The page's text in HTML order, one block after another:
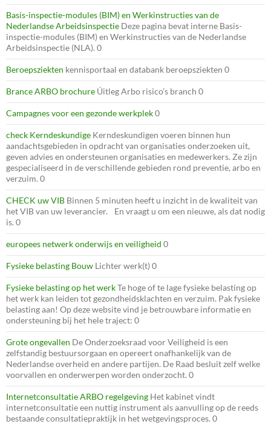
Basis-inspectie-modules (BIM) en Werkinstructies van de
Nederlandse Arbeidsinspectie Deze pagina bevat interne Basis-
inspectie-modules (BIM) en Werkinstructies van de Nederlandse
Arbeidsinspectie (NLA). 0
Beroepsziekten kennisportaal en databank beroepsziekten 0
Brance ARBO brochure Úitleg Arbo risico’s branch 0
Campagnes voor een gezonde werkplek0
check Kerndeskundige Kerndeskundigen voeren binnen hun
aandachtsgebieden in opdracht van organisaties onderzoeken uit,
geven advies en ondersteunen organisaties en medewerkers. Ze zijn
gespecialiseerd in de verschillende gebieden rond preventie, arbo en
verzuim. 0
CHECK uw VIB Binnen 5 minuten heeft u inzicht in de kwaliteit van
het VIB van uw leverancier. En vraagt u om een nieuwe, als dat nodig
is. 0
europees netwerk onderwijs en veiligheid 0
Fysieke belasting Bouw Lichter werk(t) 0
Fysieke belasting op het werkTe hoge of te lage fysieke belasting op
het werk kan leiden tot gezondheidsklachten en verzuim. Pak fysieke
belasting aan! Op deze website vind je betrouwbare informatie en
ondersteuning bij het hele traject: 0
Grote ongevallen De Onderzoeksraad voor Veiligheid is een
zelfstandig bestuursorgaan en opereert onafhankelijk van de
Nederlandse overheid en andere partijen. De Raad besluit zelf welke
voorvallen en onderwerpen worden onderzocht. 0
Internetconsultatie ARBO regelgeving Het kabinet vindt
internetconsultatie een nuttig instrument als aanvulling op de reeds
bestaande consultatiepraktijk in het wetgevingsproces. 0